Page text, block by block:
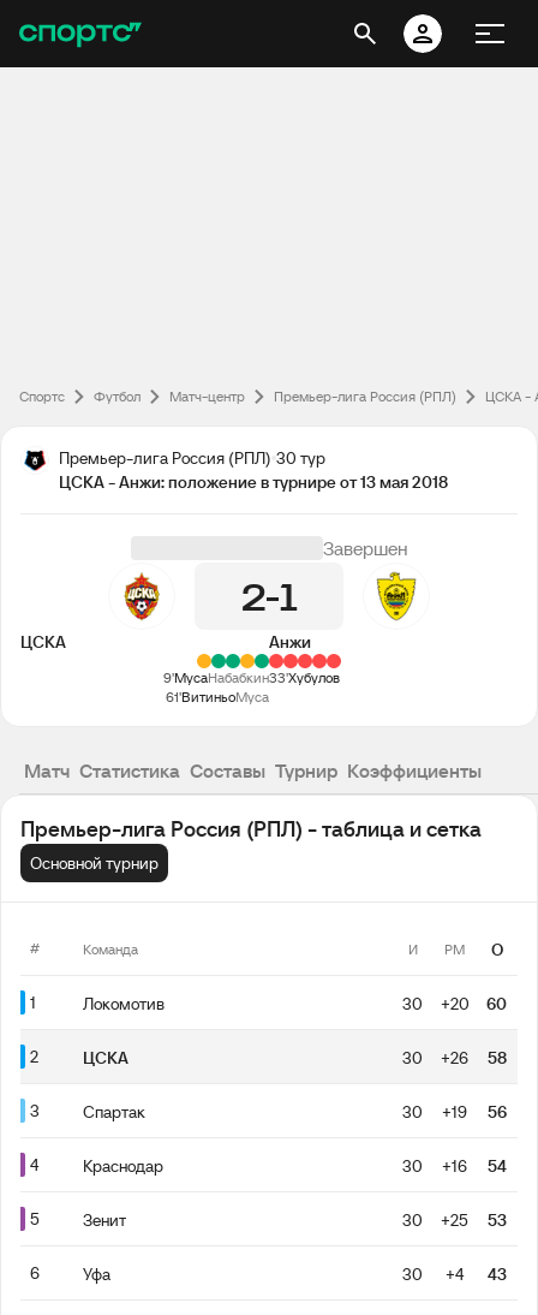
Спортс Футбол Матч-центр Премьер-лига Россия (РПЛ) ЦСКА -
Премьер-лига Россия (РПЛ) 30 тур
ЦСКА - Анжи: положение в турнире от 13 мая 2018
Завершен
2 1
ЦСКА Анжи
9'МусаНабабкин
61'ВитиньоМуса
33'Хубулов
Матч Статистика Составы Турнир Коэффициенты
Премьер-лига Россия (РПЛ) - таблица и сетка
Основной турнир
# Команда И РМ О
1 Локомотив 30 +20 60
2 ЦСКА 30 +26 58
3 Спартак 30 +19 56
4 Краснодар 30 +16 54
5 Зенит 30 +25 53
6 Уфа 30 +4 43